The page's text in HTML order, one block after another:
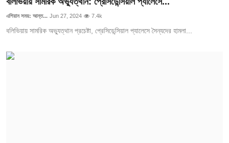
এশিয়ান সময়: আন্ত... Jun 27, 2024 7.4k
বলিভিয়ায় সামরিক অভ্যুত্থান প্রচেষ্টা, প্রেসিডেন্সিয়াল প্যালেসে সৈন্যদের হামলা...